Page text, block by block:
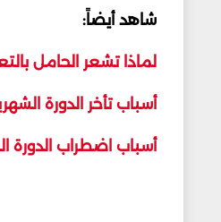
شاهد أيضاً:
لماذا تشعر الحامل
أسباب تأخر الدورة
أسباب اضطراب الدورة